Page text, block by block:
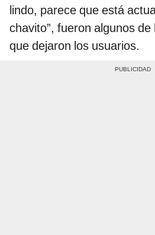
lindo, parece que está
chavito”, fueron algunos
que dejaron los usuarios.